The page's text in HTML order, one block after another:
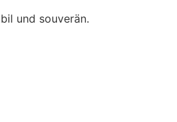
und souverän.